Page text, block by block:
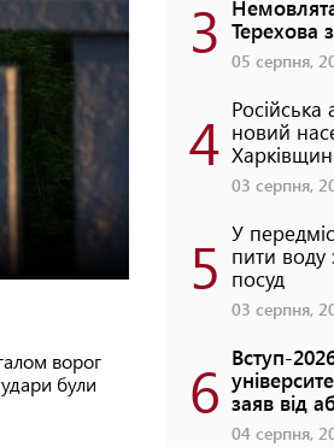
ворог
були
3 Терехова
05 серпня,
4 новий
03 серпня,
5 У
пити воду
посуд
03 серпня,
6 Вступ-
заяв від
04 серпня,